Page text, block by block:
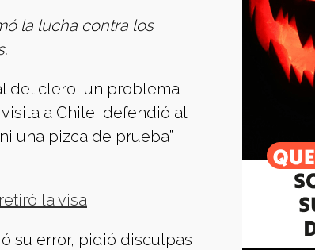
la lucha contra los
del clero, un problema
a Chile, defendió al
una pizca de prueba”.
la visa
su error, pidió disculpas